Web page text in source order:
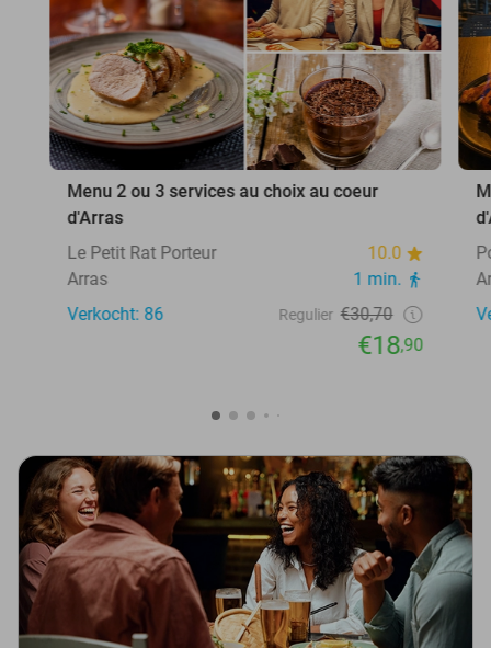
Menu 2 ou 3 services au choix au coeur
d'Arras
Le Petit Rat Porteur
10.0
Arras
1 min.
Verkocht: 86
Regulier €30,70
€18,90